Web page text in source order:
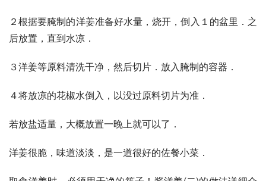
２根据要腌制的洋姜准备好水量，烧开，倒入１的盆里．之
后放置，直到水凉．
３洋姜等原料清洗干净，然后切片．放入腌制的容器．
４将放凉的花椒水倒入，以没过原料切片为准．
若放盐适量，大概放置一晚上就可以了．
洋姜很脆，味道淡淡，是一道很好的佐餐小菜．